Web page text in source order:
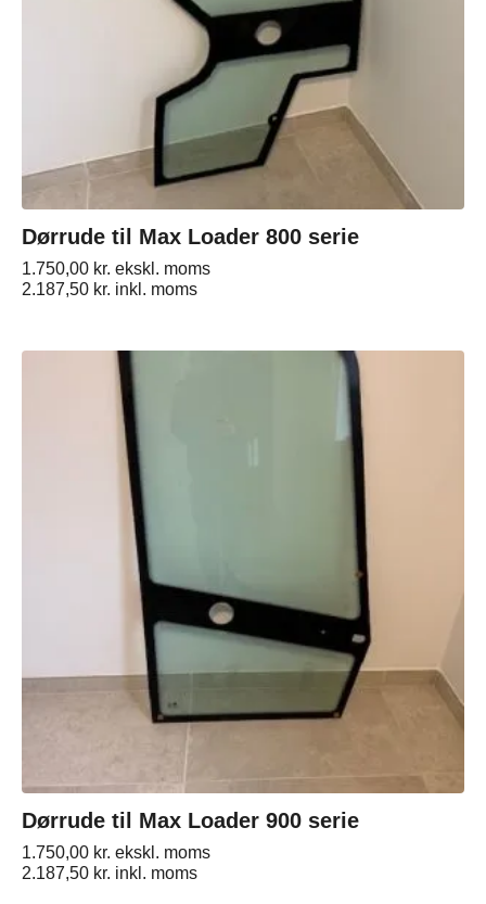
Dørrude til Max Loader 800 serie
1.750,00 kr. ekskl. moms
2.187,50 kr. inkl. moms
Dørrude til Max Loader 900 serie
1.750,00 kr. ekskl. moms
2.187,50 kr. inkl. moms